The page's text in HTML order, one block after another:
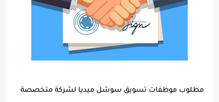
مطلوب موظفات تسويق سوشل ميديا لشركة متخصصة